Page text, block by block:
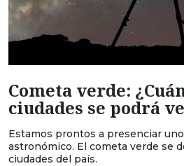
Cometa verde:
ciudades se podrá
Estamos prontos a presenciar
astronómico. El cometa verde se
ciudades del país.